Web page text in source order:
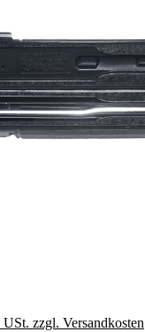
zzgl. Versandkosten